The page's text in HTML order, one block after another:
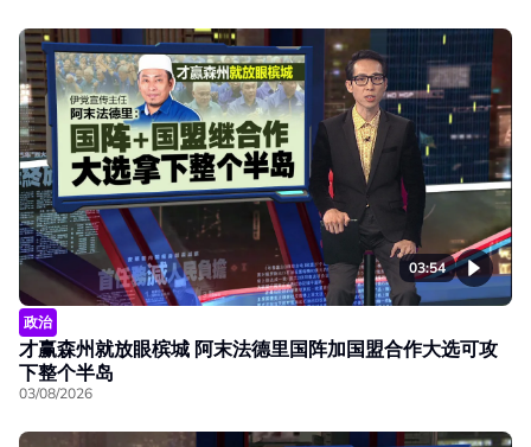
03:54
政治
才赢森州就放眼槟城 阿末法德里国阵加国盟合作大选可攻
下整个半岛
03/08/2026